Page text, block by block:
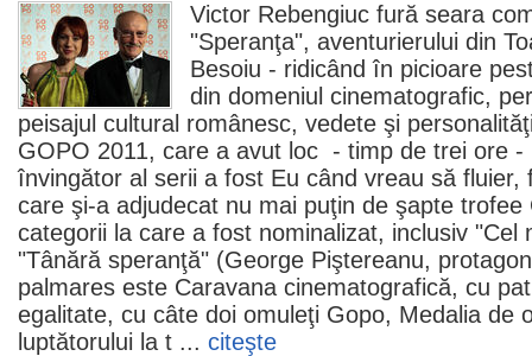
Victor Rebengiuc fură seara
"Speranţa", aventurierului din
Besoiu - ridicând în picioare
din domeniul cinematografic,
peisajul cultural românesc, vedete şi
GOPO 2011, care a avut loc - timp de trei ore -
învingător al serii a fost Eu când vreau să fluier,
care şi-a adjudecat nu mai puţin de şapte
categorii la care a fost nominalizat, inclusiv "Cel
"Tânără speranţă" (George Piştereanu,
palmares este Caravana cinematografică, cu
egalitate, cu câte doi omuleţi Gopo, Medalia de
luptătorului la t ... citeşte